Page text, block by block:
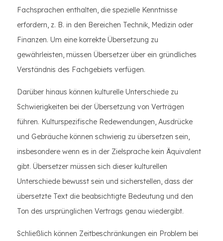
Fachsprachen enthalten, die spezielle Kenntnisse
erfordern, z. B. in den Bereichen Technik, Medizin oder
Finanzen. Um eine korrekte Übersetzung zu
gewährleisten, müssen Übersetzer über ein gründliches
Verständnis des Fachgebiets verfügen.
Darüber hinaus können kulturelle Unterschiede zu
Schwierigkeiten bei der Übersetzung von Verträgen
führen. Kulturspezifische Redewendungen, Ausdrücke
und Gebräuche können schwierig zu übersetzen sein,
insbesondere wenn es in der Zielsprache kein Äquivalent
gibt. Übersetzer müssen sich dieser kulturellen
Unterschiede bewusst sein und sicherstellen, dass der
übersetzte Text die beabsichtigte Bedeutung und den
Ton des ursprünglichen Vertrags genau wiedergibt.
Schließlich können Zeitbeschränkungen ein Problem bei